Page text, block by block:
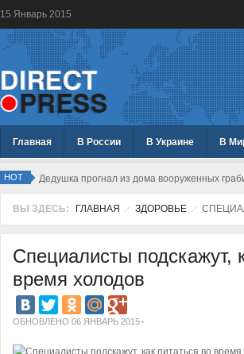
15 Январь 2015
Главная В России В Украине В
HOT Дедушка прогнал из дома вооруженных
ВЫ ЗДЕСЬ: ГЛАВНАЯ ЗДОРОВЬЕ
Специалисты подскажут,
время холодов
ОБНОВЛЕНО 06 ЯНВАРЬ 2015